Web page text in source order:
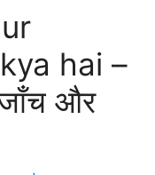
hai –
जाँच और